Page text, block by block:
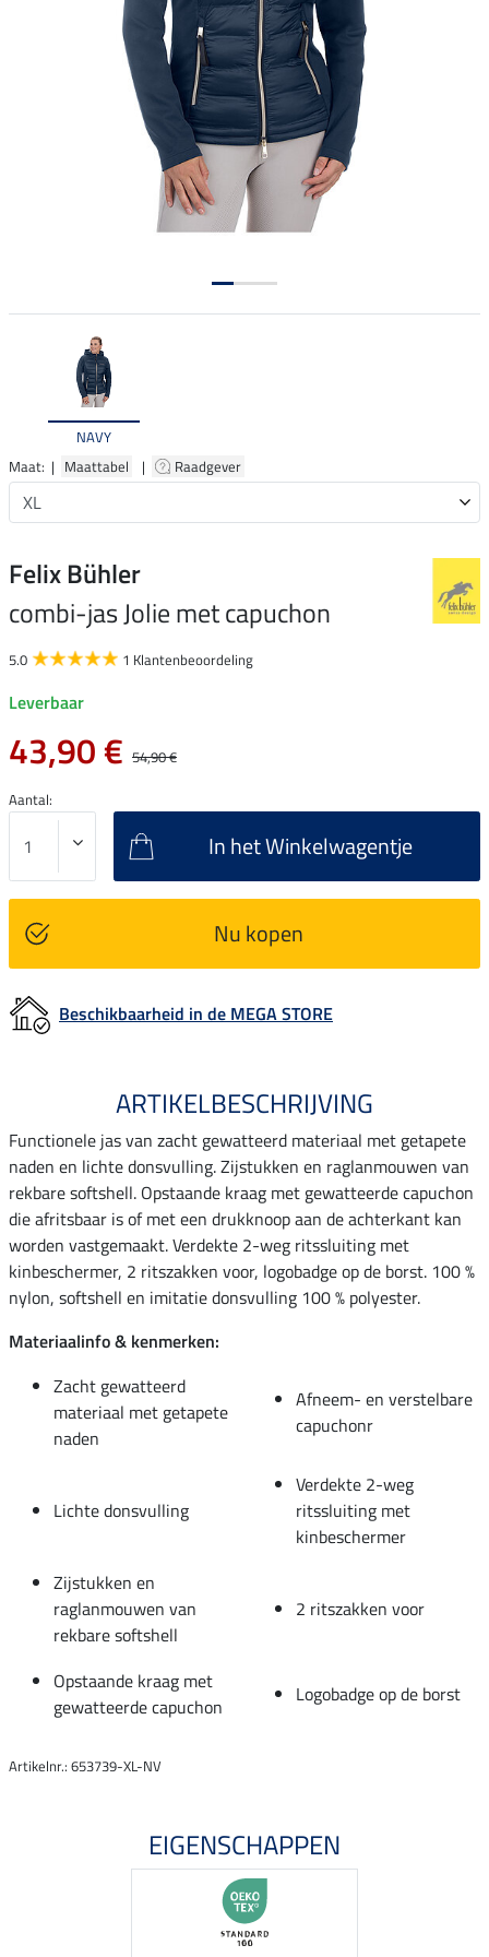
NAVY
Maat: | Maattabel | Raadgever
Felix Bühler
combi-jas Jolie met capuchon
5.0 1 Klantenbeoordeling
Leverbaar
43,90 € 54,90 €
Aantal:
In het Winkelwagentje
Nu kopen
Beschikbaarheid in de MEGA STORE
ARTIKELBESCHRIJVING
Functionele jas van zacht gewatteerd materiaal met getapete
naden en lichte donsvulling. Zijstukken en raglanmouwen van
rekbare softshell. Opstaande kraag met gewatteerde capuchon
die afritsbaar is of met een drukknoop aan de achterkant kan
worden vastgemaakt. Verdekte 2-weg ritssluiting met
kinbeschermer, 2 ritszakken voor, logobadge op de borst. 100 %
nylon, softshell en imitatie donsvulling 100 % polyester.
Materiaalinfo & kenmerken:
Zacht gewatteerd
materiaal met getapete
naden
Afneem- en verstelbare
capuchonr
Lichte donsvulling
Verdekte 2-weg
ritssluiting met
kinbeschermer
Zijstukken en
raglanmouwen van
rekbare softshell
2 ritszakken voor
Opstaande kraag met
gewatteerde capuchon
Logobadge op de borst
Artikelnr.: 653739-XL-NV
EIGENSCHAPPEN